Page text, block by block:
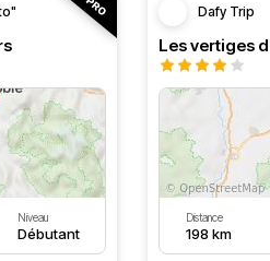
Niveau
Débutant
Dafy Trip
Les vertiges
Distance
198 km